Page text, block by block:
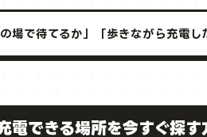
の場で待てるか」「歩きながら充電
電できる場所を今すぐ探す